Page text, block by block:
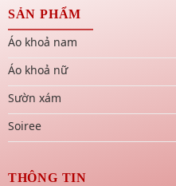
SẢN PHẨM
Áo khoả nam
Áo khoả nữ
Sườn xám
Soiree
THÔNG TIN